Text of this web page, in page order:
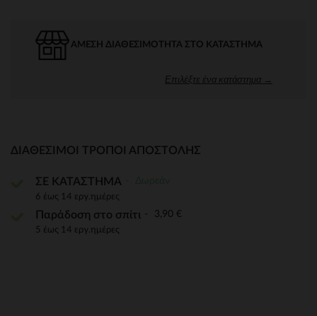
ΆΜΕΣΗ ΔΙΑΘΕΣΙΜΌΤΗΤΑ ΣΤΟ ΚΑΤΆΣΤΗΜΑ
Επιλέξτε ένα κατάστημα →
ΔΙΑΘΈΣΙΜΟΙ ΤΡΌΠΟΙ ΑΠΟΣΤΟΛΉΣ
ΣΕ ΚΑΤΑΣΤΗΜΑ
6 έως 14 εργ.ημέρες
Παράδοση στο σπίτι 3,90 €
5 έως 14 εργ.ημέρες